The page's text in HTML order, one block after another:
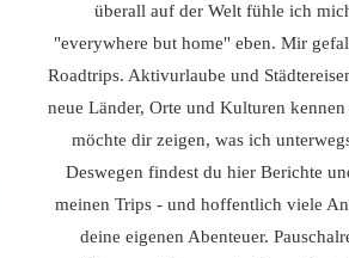
überall auf der Welt fühle ich
"everywhere but home" eben. Mir
Roadtrips. Aktivurlaube und
neue Länder, Orte und Kulturen
möchte dir zeigen, was ich
Deswegen findest du hier Berichte
meinen Trips - und hoffentlich viele
deine eigenen Abenteuer.